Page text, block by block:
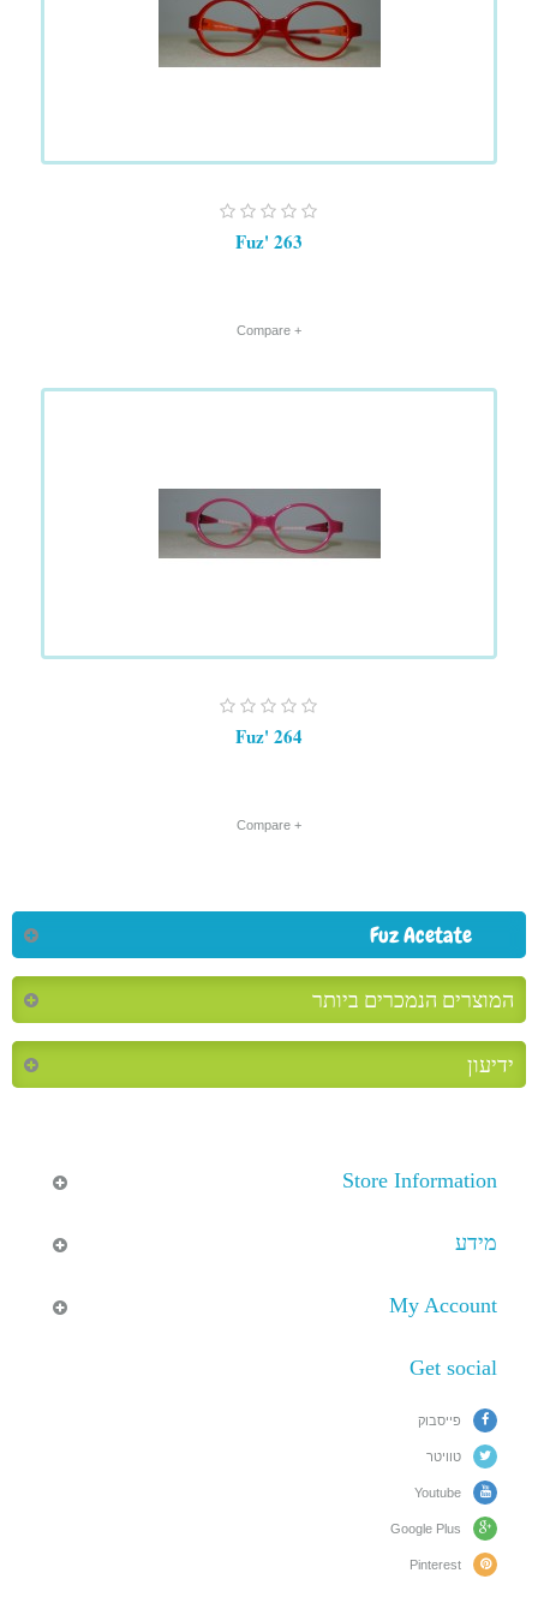
Fuz' 263
+ Compare
Fuz' 264
+ Compare
Fuz Acetate
המוצרים הנמכרים ביותר
ידיעון
Store Information
מידע
My Account
Get social
פייסבוק
טוויטר
Youtube
Google Plus
Pinterest